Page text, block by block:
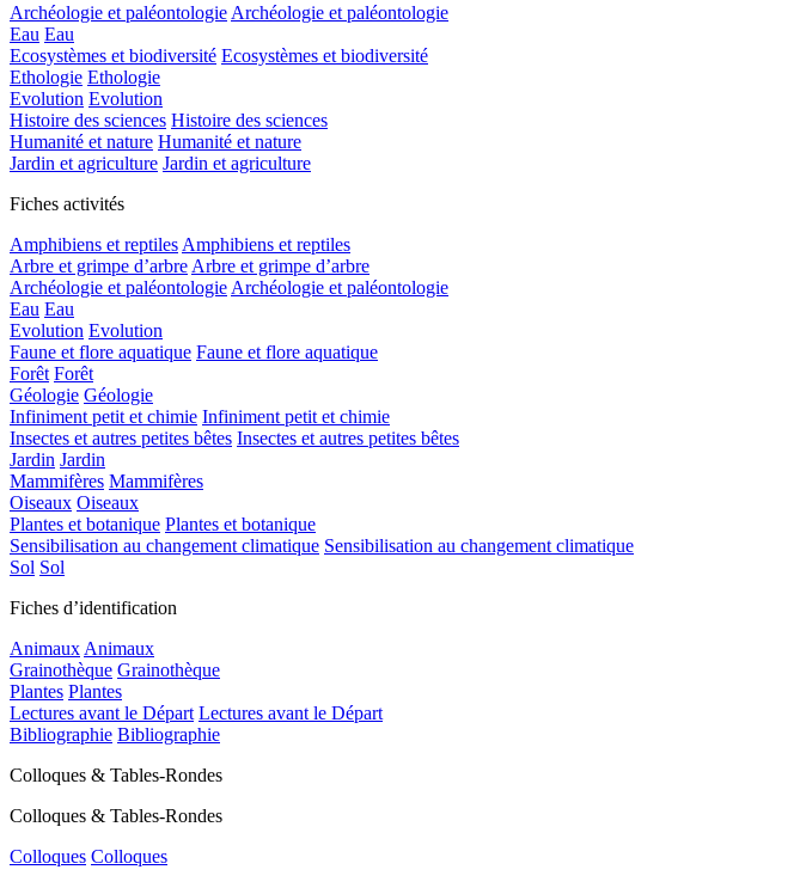
Archéologie et paléontologie Archéologie et paléontologie
Eau Eau
Ecosystèmes et biodiversité Ecosystèmes et biodiversité
Ethologie Ethologie
Evolution Evolution
Histoire des sciences Histoire des sciences
Humanité et nature Humanité et nature
Jardin et agriculture Jardin et agriculture
Fiches activités
Amphibiens et reptiles Amphibiens et reptiles
Arbre et grimpe d’arbre Arbre et grimpe d’arbre
Archéologie et paléontologie Archéologie et paléontologie
Eau Eau
Evolution Evolution
Faune et flore aquatique Faune et flore aquatique
Forêt Forêt
Géologie Géologie
Infiniment petit et chimie Infiniment petit et chimie
Insectes et autres petites bêtes Insectes et autres petites bêtes
Jardin Jardin
Mammifères Mammifères
Oiseaux Oiseaux
Plantes et botanique Plantes et botanique
Sensibilisation au changement climatique Sensibilisation au changement climatique
Sol Sol
Fiches d’identification
Animaux Animaux
Grainothèque Grainothèque
Plantes Plantes
Lectures avant le Départ Lectures avant le Départ
Bibliographie Bibliographie
Colloques & Tables-Rondes
Colloques & Tables-Rondes
Colloques Colloques